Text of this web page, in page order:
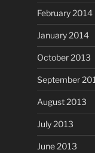
February 2014
January 2014
October 2013
September
August 2013
July 2013
June 2013